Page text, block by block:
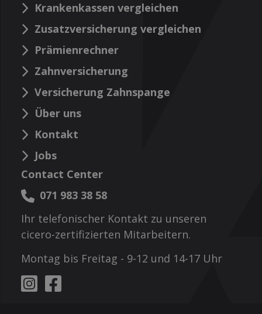
Krankenkassen vergleichen
Zusatzversicherung vergleichen
Prämienrechner
Zahnversicherung
Versicherung Zahnspange
Über uns
Kontakt
Jobs
Contact Center
071 983 38 58
Ihr telefonischer Kontakt zu unseren
cicero-zertifizierten Mitarbeitern.
Montag bis Freitag - 9-12 und 14-17 Uhr